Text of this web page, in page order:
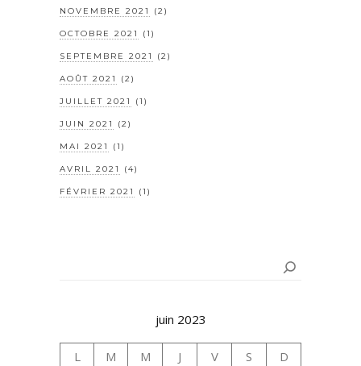
NOVEMBRE 2021 (2)
OCTOBRE 2021 (1)
SEPTEMBRE 2021 (2)
AOÛT 2021 (2)
JUILLET 2021 (1)
JUIN 2021 (2)
MAI 2021 (1)
AVRIL 2021 (4)
FÉVRIER 2021 (1)
juin 2023
L M M J V S
D